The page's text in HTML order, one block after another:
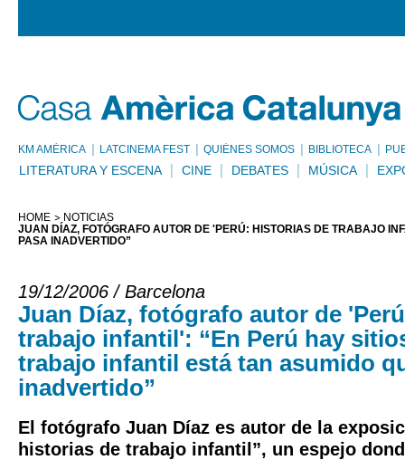
KM AMÈRICA LATCINEMA FEST QUIÉNES SOMOS BIBLIOTECA
LITERATURA Y ESCENA CINE DEBATES MÚSICA
HOME
NOTICIAS
JUAN DÍAZ, FOTÓGRAFO AUTOR DE 'PERÚ: HISTORIAS DE TRABAJO
PASA INADVERTIDO”
19/12/2006 / Barcelona
Juan Díaz, fotógrafo autor de
trabajo infantil': “En Perú hay
trabajo infantil está tan asumido
inadvertido”
El fotógrafo Juan Díaz es autor de la
historias de trabajo infantil”, un espejo